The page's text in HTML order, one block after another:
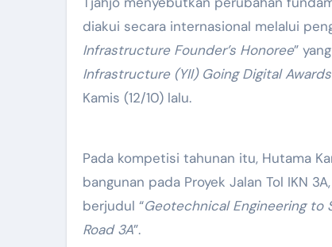
diakui secara internasional melalui
Infrastructure Founder’s Honoree”
Infrastructure (YII) Going Digital Awards
Kamis (12/10) lalu.
Pada kompetisi tahunan itu, Hutama
bangunan pada Proyek Jalan Tol IKN
berjudul “Geotechnical Engineering to
Road 3A”.